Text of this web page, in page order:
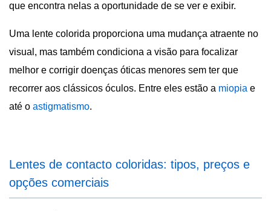
que encontra nelas a oportunidade de se ver e exibir.
Uma lente colorida proporciona uma mudança atraente no
visual, mas também condiciona a visão para focalizar
melhor e corrigir doenças óticas menores sem ter que
recorrer aos clássicos óculos. Entre eles estão a miopia e
até o astigmatismo.
Lentes de contacto coloridas: tipos, preços e
opções comerciais